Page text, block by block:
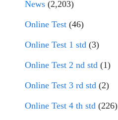
News (2,203)
Online Test (46)
Online Test 1 std (3)
Online Test 2 nd std (1)
Online Test 3 rd std (2)
Online Test 4 th std (226)